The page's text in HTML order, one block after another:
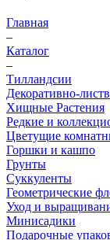
Главная
–
Каталог
–
Тилландсии
Декоративно-
Хищные Растения
Редкие и
Цветущие
Горшки и кашпо
Грунты
Суккуленты
Геометрические
Уход и
Минисадики
Подарочные